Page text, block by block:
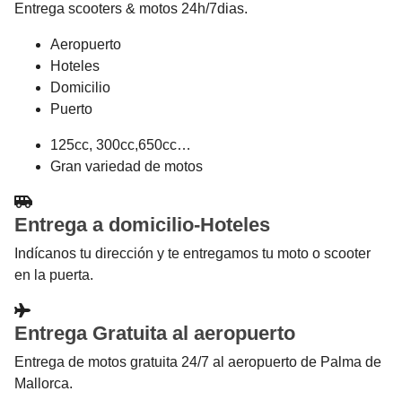
Entrega scooters & motos 24h/7dias.
Aeropuerto
Hoteles
Domicilio
Puerto
125cc, 300cc,650cc…
Gran variedad de motos
Entrega a domicilio-Hoteles
Indícanos tu dirección y te entregamos tu moto o scooter
en la puerta.
Entrega Gratuita al aeropuerto
Entrega de motos gratuita 24/7 al aeropuerto de Palma de
Mallorca.